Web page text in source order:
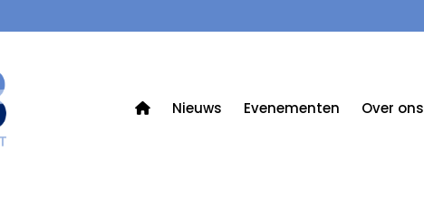
Nieuws Evenementen Over ons